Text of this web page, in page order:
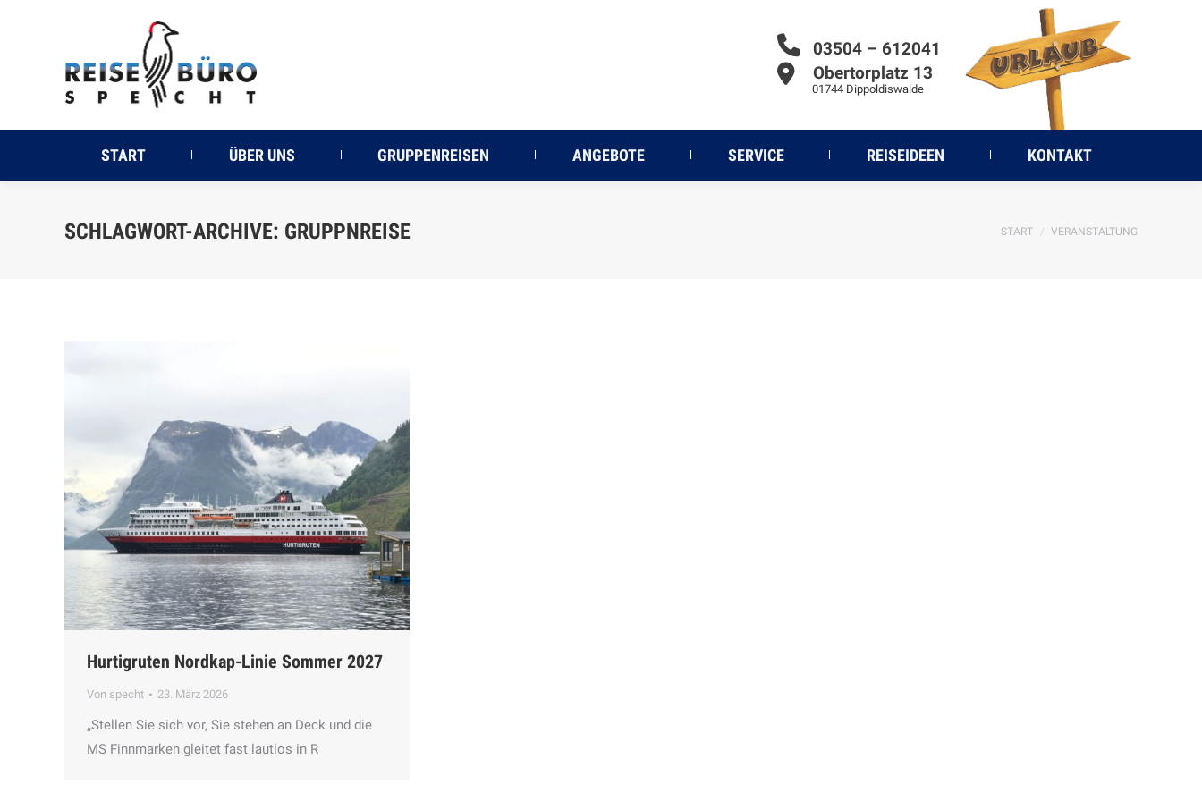
03504 – 612041
Obertorplatz 13
01744 Dippoldiswalde
START ÜBER UNS GRUPPENREISEN ANGEBOTE SERVICE REISEIDEEN KONTAKT
SCHLAGWORT-ARCHIVE: GRUPPNREISE Sie befinden sich hier:
START VERANSTALTUNG
Hurtigruten Nordkap-Linie Sommer 2027
Von specht 23. März 2026
„Stellen Sie sich vor, Sie stehen an Deck und die
MS Finnmarken gleitet fast lautlos in R